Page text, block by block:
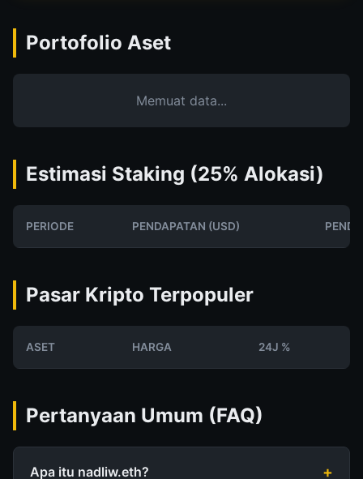
Portofolio Aset
Memuat data...
Estimasi Staking (25% Alokasi)
PERIODE PENDAPATAN (USD)
Pasar Kripto Terpopuler
ASET HARGA 24J %
Pertanyaan Umum (FAQ)
Apa itu nadliw.eth?